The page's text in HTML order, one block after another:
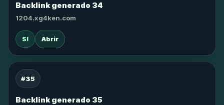
Backlink generado 34
1204.xg4ken.com
SI Abrir
#35
Backlink generado 35